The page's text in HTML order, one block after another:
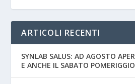
ARTICOLI RECENTI
SYNLAB SALUS: AD AGOSTO
E ANCHE IL SABATO POMERIGGIO